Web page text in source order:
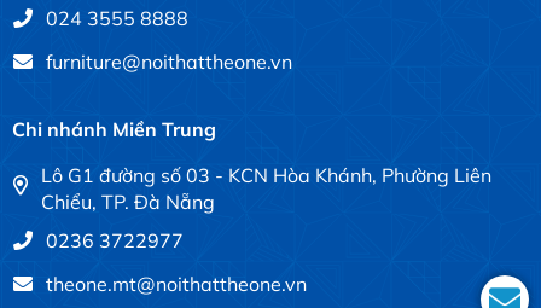
024 3555 8888
furniture@noithattheone.vn
Chi nhánh Miền Trung
Lô G1 đường số 03 - KCN Hòa Khánh, Phường Liên
Chiểu, TP. Đà Nẵng
0236 3722977
theone.mt@noithattheone.vn